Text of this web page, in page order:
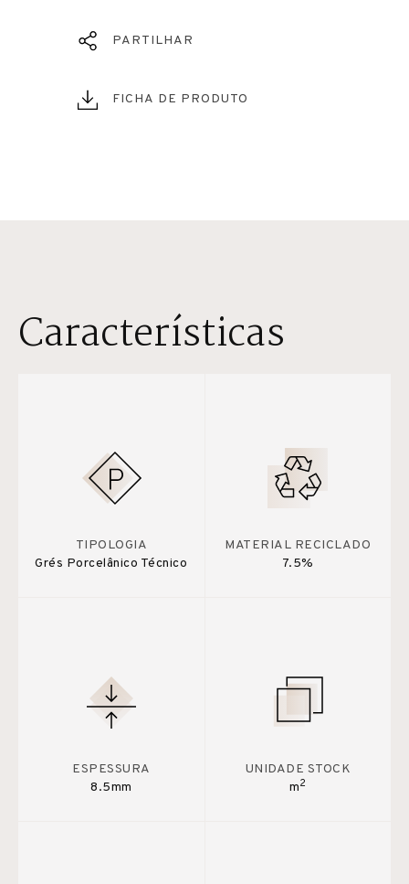
PARTILHAR
FICHA DE PRODUTO
Características
TIPOLOGIA
Grés Porcelânico Técnico
MATERIAL RECICLADO
7.5%
ESPESSURA
8.5mm
UNIDADE STOCK
m2